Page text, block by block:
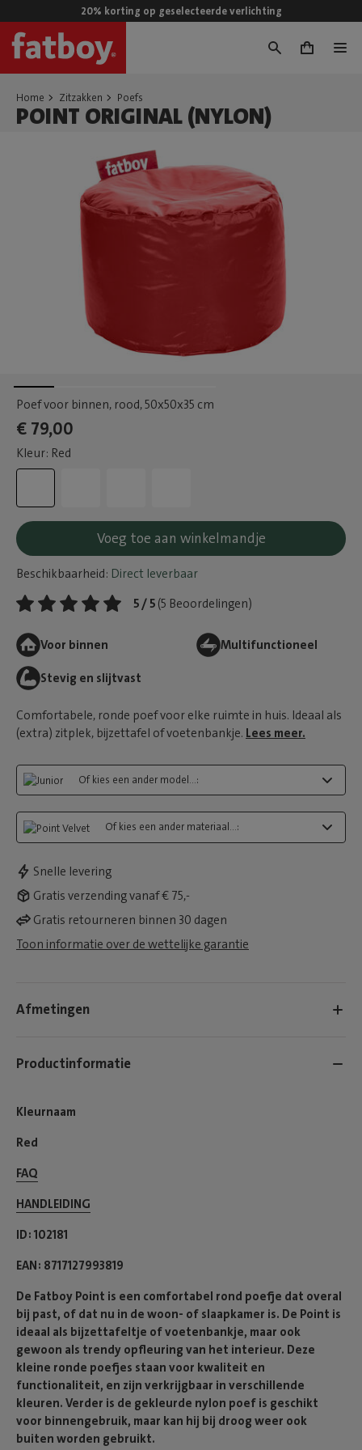
20% korting op geselecteerde verlichting
0
Home Zitzakken Poefs
POINT ORIGINAL (NYLON)
Poef voor binnen, rood, 50x50x35 cm
€ 79,00
Kleur: Red
Voeg toe aan winkelmandje
Beschikbaarheid: Direct leverbaar
5 / 5 (5 Beoordelingen)
Voor binnen Multifunctioneel
Stevig en slijtvast
Comfortabele, ronde poef voor elke ruimte in huis. Ideaal als
(extra) zitplek, bijzettafel of voetenbankje. Lees meer.
Of kies een ander model...:
Of kies een ander materiaal...:
Snelle levering
Gratis verzending vanaf € 75,-
Gratis retourneren binnen 30 dagen
Toon informatie over de wettelijke garantie
Afmetingen
Productinformatie
Kleurnaam
Red
FAQ
HANDLEIDING
ID 102181
EAN 8717127993819
De Fatboy Point is een comfortabel rond poefje dat overal
bij past, of dat nu in de woon- of slaapkamer is. De Point is
ideaal als bijzettafeltje of voetenbankje, maar ook
gewoon als trendy opfleuring van het interieur. Deze
kleine ronde poefjes staan voor kwaliteit en
functionaliteit, en zijn verkrijgbaar in verschillende
kleuren. Verder is de gekleurde nylon poef is geschikt
voor binnengebruik, maar kan hij bij droog weer ook
buiten worden gebruikt.